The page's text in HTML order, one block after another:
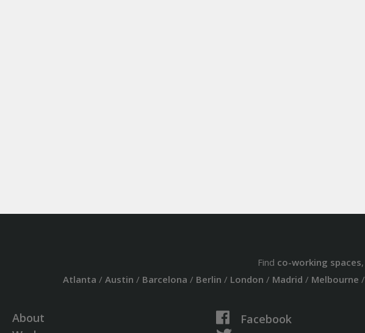
Find co-working spaces,
Atlanta / Austin / Barcelona / Berlin / London / Madrid / Melbourne /
About
Facebook